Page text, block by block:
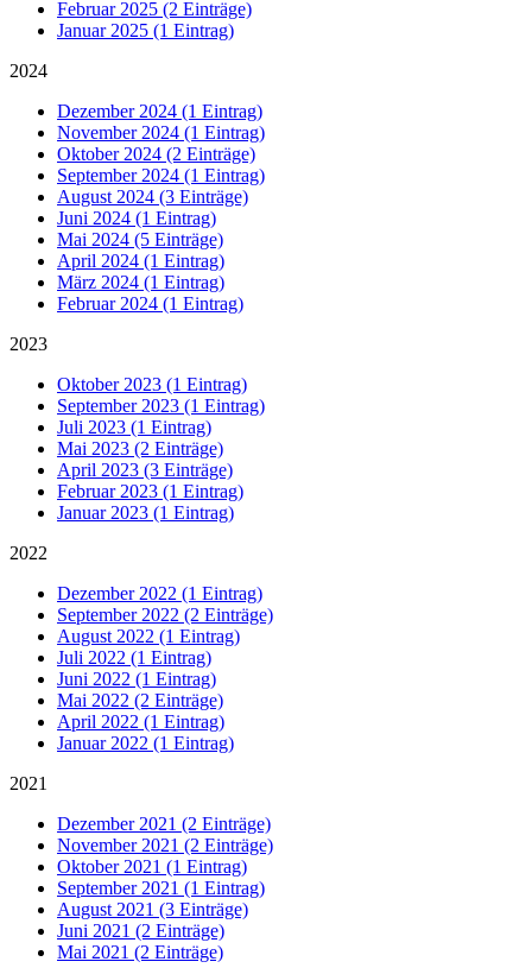
Februar 2025 (2 Einträge)
Januar 2025 (1 Eintrag)
2024
Dezember 2024 (1 Eintrag)
November 2024 (1 Eintrag)
Oktober 2024 (2 Einträge)
September 2024 (1 Eintrag)
August 2024 (3 Einträge)
Juni 2024 (1 Eintrag)
Mai 2024 (5 Einträge)
April 2024 (1 Eintrag)
März 2024 (1 Eintrag)
Februar 2024 (1 Eintrag)
2023
Oktober 2023 (1 Eintrag)
September 2023 (1 Eintrag)
Juli 2023 (1 Eintrag)
Mai 2023 (2 Einträge)
April 2023 (3 Einträge)
Februar 2023 (1 Eintrag)
Januar 2023 (1 Eintrag)
2022
Dezember 2022 (1 Eintrag)
September 2022 (2 Einträge)
August 2022 (1 Eintrag)
Juli 2022 (1 Eintrag)
Juni 2022 (1 Eintrag)
Mai 2022 (2 Einträge)
April 2022 (1 Eintrag)
Januar 2022 (1 Eintrag)
2021
Dezember 2021 (2 Einträge)
November 2021 (2 Einträge)
Oktober 2021 (1 Eintrag)
September 2021 (1 Eintrag)
August 2021 (3 Einträge)
Juni 2021 (2 Einträge)
Mai 2021 (2 Einträge)